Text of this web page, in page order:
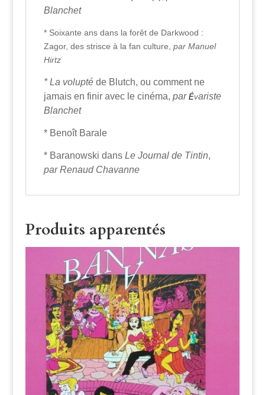
Blanchet
* Soixante ans dans la forêt de Darkwood :
Zagor, des strisce à la fan culture, par Manuel
Hirtz
* La volupté de Blutch, ou comment ne
jamais en finir avec le cinéma, par Évariste
Blanchet
* Benoît Barale
* Baranowski dans Le Journal de Tintin,
par Renaud Chavanne
Produits apparentés